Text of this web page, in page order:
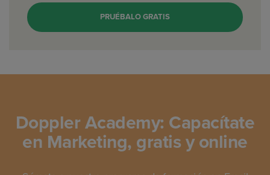
PRUÉBALO GRATIS
Doppler Academy: Capacítate
en Marketing, gratis y online